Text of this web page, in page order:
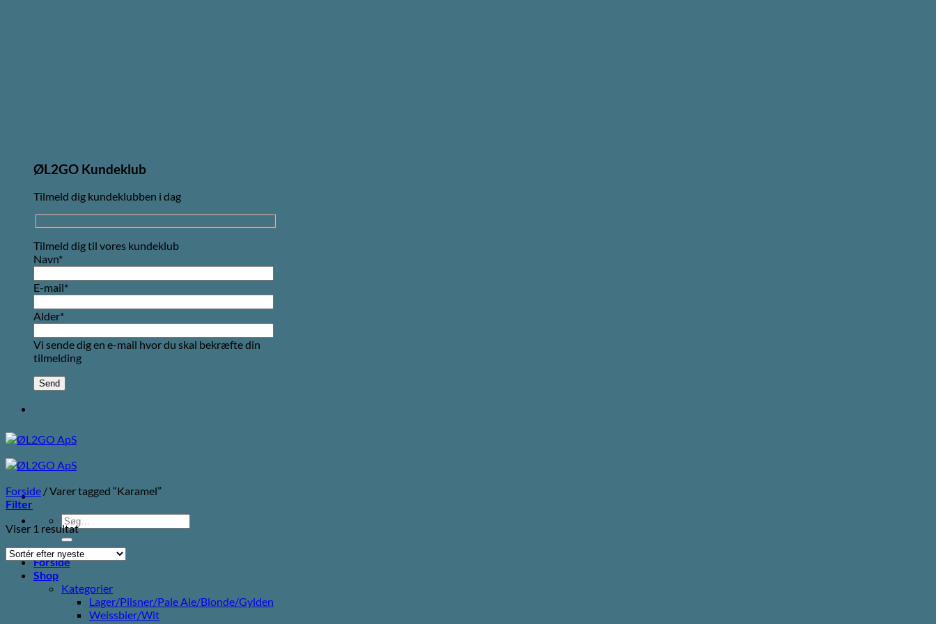
ØL2GO Kundeklub
Tilmeld dig kundeklubben i dag
Tilmeld dig til vores kundeklub
Navn*
E-mail*
Alder*
Vi sende dig en e-mail hvor du skal bekræfte din
tilmelding
Søg
efter:
Forside
Shop
Kategorier
Lager/Pilsner/Pale Ale/Blonde/Gylden
Weissbier/Wit
Forside /Varer tagged “Karamel”
Filter
Viser 1 resultat